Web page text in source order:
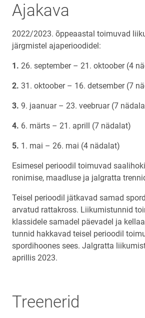
Ajakava
2022/2023. õppeaastal toimuvad
järgmistel ajaperioodidel:
26. september – 21. oktoober (4
31. oktoober – 16. detsember (7
9. jaanuar – 23. veebruar (7
6. märts – 21. aprill (7 nädalat)
1. mai – 26. mai (4 nädalat)
Esimesel perioodil toimuvad
ronimise, maadluse ja jalgratta
Teisel perioodil jätkavad samad
arvatud rattakross. Liikumistunnid
klassidele samadel päevadel ja
tunnid hakkavad teisel perioodil
spordihoones sees. Jalgratta
aprillis 2023.
Treenerid